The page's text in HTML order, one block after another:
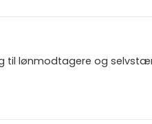
til lønmodtagere og